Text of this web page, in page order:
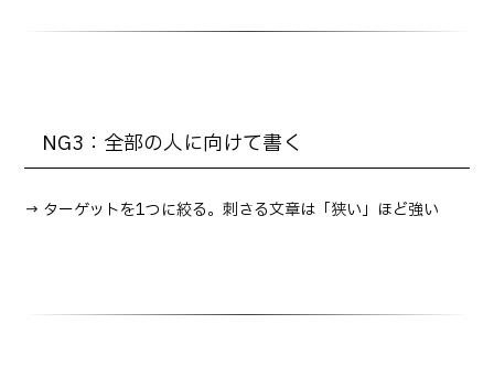
NG3：全部の人に向けて書く
→ ターゲットを1つに絞る。刺さる文章は「狭い」ほど強い